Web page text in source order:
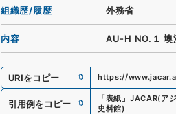
組織歴/履歴 外務省
内容 AU-H NO.１ 墺
URIをコピー https://
引用例をコピー 「表紙 」 JACAR(ア
史料館)